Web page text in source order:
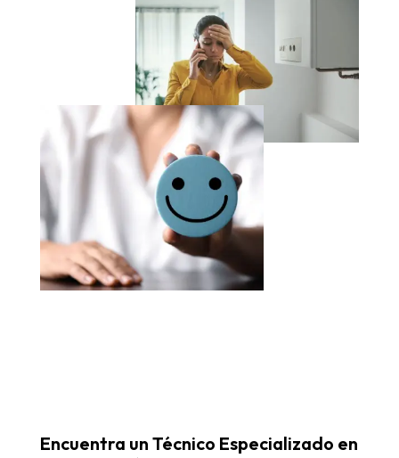
Encuentra un Técnico Especializado en